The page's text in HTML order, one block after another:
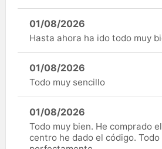
01/08/2026
Hasta ahora ha ido todo muy
01/08/2026
Todo muy sencillo
01/08/2026
Todo muy bien. He comprado
centro he dado el código.